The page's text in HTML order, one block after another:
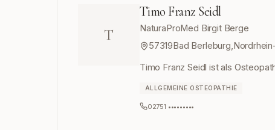
T
Timo Franz Seidl
NaturaProMed Birgit Berge
57319Bad Berleburg,
Timo Franz Seidl ist als
ALLGEMEINE OSTEOPATHIE
02751 •••••••••